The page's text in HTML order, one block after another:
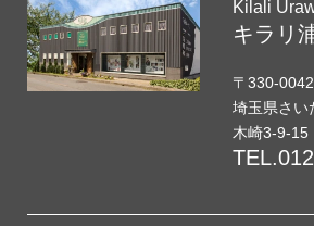
Kilali
キラリ
〒330-0042
埼玉県さい
木崎3-9-15
TEL.